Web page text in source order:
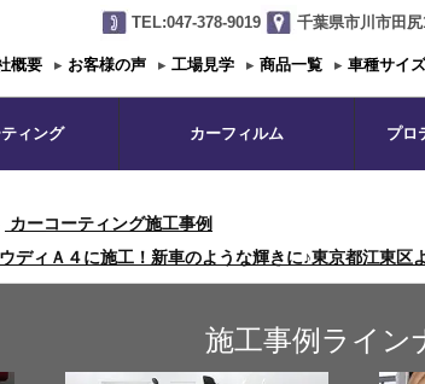
TEL:047-378-9019 千葉県市川市田尻
概要 ▸ お客様の声 ▸ 工場見学 ▸ 商品一覧 ▸ 車種サイ
ィング カーフィルム プロ
カーコーティング施工事例
ディＡ４に施工！新車のような輝きに♪東京都江東区
施工事例ライン